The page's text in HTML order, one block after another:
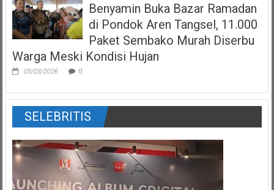
Benyamin Buka Bazar Ramadan
di Pondok Aren Tangsel, 11.000
Paket Sembako Murah Diserbu
Warga Meski Kondisi Hujan
05/03/2026 0
SELEBRITIS